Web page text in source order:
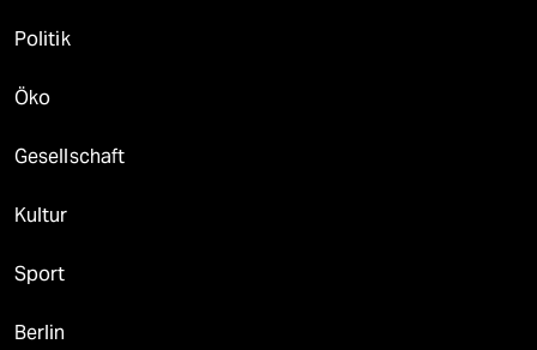
Politik
Öko
Gesellschaft
Kultur
Sport
Berlin